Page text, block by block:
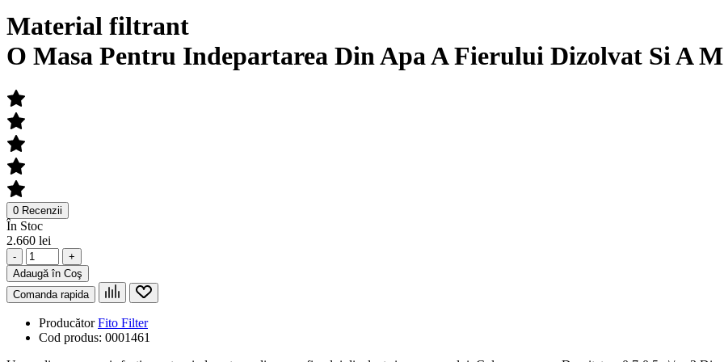
Material filtrant
O Masa Pentru Indepartarea Din Apa A Fierului Dizolvat Si A
0 Recenzii
În Stoc
2.660 lei
-
+
Adaugă în Coş
Comanda rapida
ProducătorFito Filter
Cod produs: 0001461